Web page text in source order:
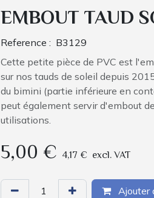
EMBOUT TAUD
Reference : B3129
Cette petite pièce de PVC est
sur nos tauds de soleil depuis
du bimini (partie inférieure en
peut également servir d'embout
utilisations.
5,00 € 4,17 € excl. VAT
Ajouter